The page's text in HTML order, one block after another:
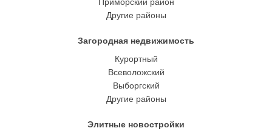
Другие районы
Загородная недвижимость
Курортный
Всеволожский
Выборгский
Другие районы
Элитные новостройки